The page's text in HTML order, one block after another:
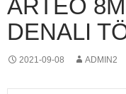
ARTEO
DENALI
2021-09-08 ADMIN2